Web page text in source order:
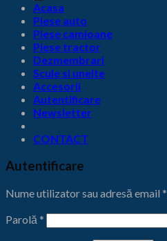
Acasa
Piese auto
Piese camioane
Piese tractor
Dezmembrari
Scule si unelte
Accesorii
Autentificare
Newsletter
CONTACT
Autentificare
Nume utilizator sau adresă email *
Parolă *